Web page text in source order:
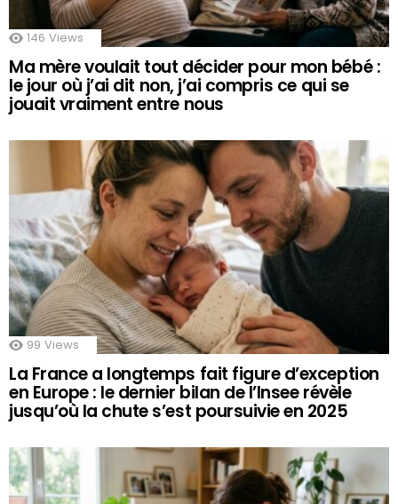
146 Views
Ma mère voulait tout décider pour mon bébé :
le jour où j’ai dit non, j’ai compris ce qui se
jouait vraiment entre nous
99 Views
La France a longtemps fait figure d’exception
en Europe : le dernier bilan de l’Insee révèle
jusqu’où la chute s’est poursuivie en 2025